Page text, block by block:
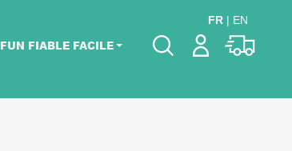
FUN FIABLE FACILE
FR| EN